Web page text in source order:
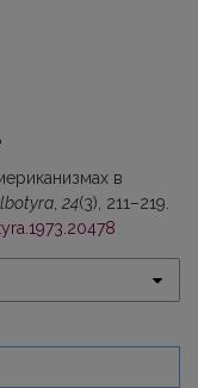
в
, 24(3), 211–219.